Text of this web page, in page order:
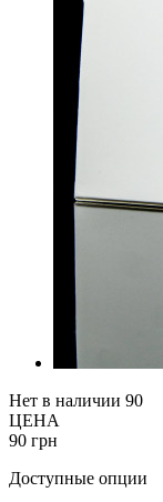
Нет в наличии 90
ЦЕНА
90 грн
Доступные опции